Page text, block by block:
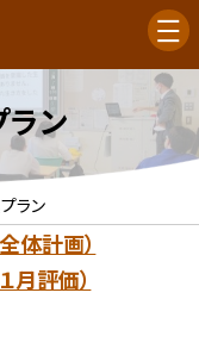
ン
ラン
体計画）
月評価）